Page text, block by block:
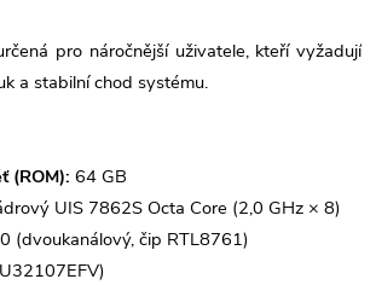
pro náročnější uživatele, kteří vyžadují
a stabilní chod systému.
(ROM): 64 GB
UIS 7862S Octa Core (2,0 GHz × 8)
(dvoukanálový, čip RTL8761)